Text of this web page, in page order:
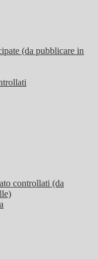
(da pubblicare in
controllati (da